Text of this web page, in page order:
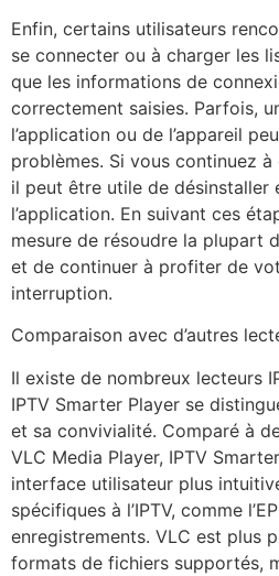
Enfin, certains utilisateurs
se connecter ou à charger les
que les informations de
correctement saisies. Parfois,
l’application ou de l’appareil
problèmes. Si vous continuez
il peut être utile de désinstaller
l’application. En suivant ces
mesure de résoudre la plupart
et de continuer à profiter de
interruption.
Comparaison avec d’autres
Il existe de nombreux lecteurs
IPTV Smarter Player se
et sa convivialité. Comparé à
VLC Media Player, IPTV
interface utilisateur plus
spécifiques à l’IPTV, comme
enregistrements. VLC est plus
formats de fichiers supportés,